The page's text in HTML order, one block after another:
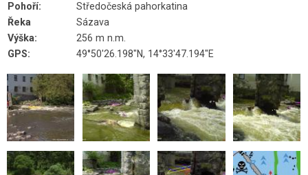
Pohoří:
Středočeská pahorkatina
Řeka
Sázava
Výška:
256 m n.m.
GPS:
49°50'26.198"N, 14°33'47.194"E